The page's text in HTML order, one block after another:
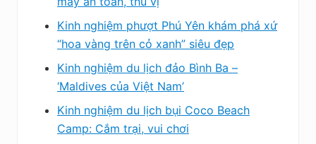
Kinh nghiệm phượt Phú Yên khám phá xứ
“hoa vàng trên cỏ xanh” siêu đẹp
Kinh nghiệm du lịch đảo Bình Ba –
‘Maldives của Việt Nam’
Kinh nghiệm du lịch bụi Coco Beach
Camp: Cắm trại, vui chơi